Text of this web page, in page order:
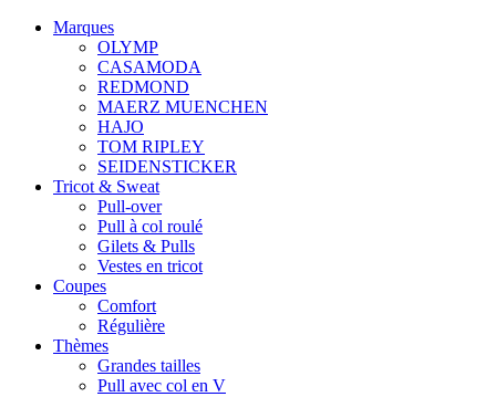
Marques
OLYMP
CASAMODA
REDMOND
MAERZ MUENCHEN
HAJO
TOM RIPLEY
SEIDENSTICKER
Tricot & Sweat
Pull-over
Pull à col roulé
Gilets & Pulls
Vestes en tricot
Coupes
Comfort
Régulière
Thèmes
Grandes tailles
Pull avec col en V